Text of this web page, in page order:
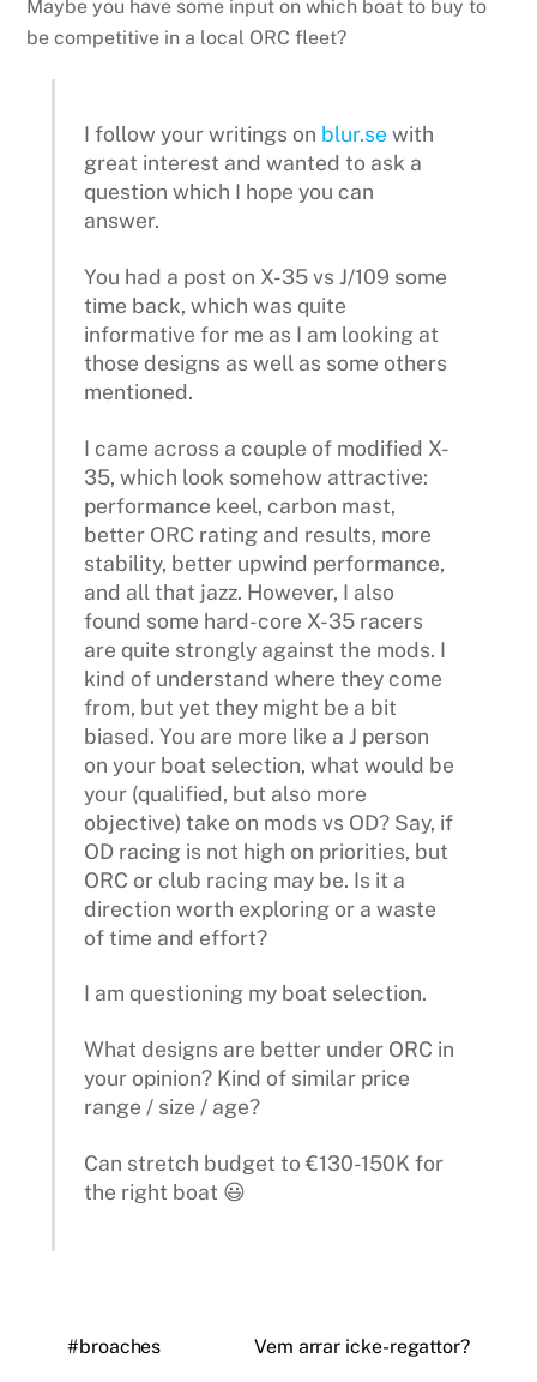
Maybe you have some input on which boat to buy to
be competitive in a local ORC fleet?
I follow your writings on blur.se with
great interest and wanted to ask a
question which I hope you can
answer.
You had a post on X-35 vs J/109 some
time back, which was quite
informative for me as I am looking at
those designs as well as some others
mentioned.
I came across a couple of modified X-
35, which look somehow attractive:
performance keel, carbon mast,
better ORC rating and results, more
stability, better upwind performance,
and all that jazz. However, I also
found some hard-core X-35 racers
are quite strongly against the mods. I
kind of understand where they come
from, but yet they might be a bit
biased. You are more like a J person
on your boat selection, what would be
your (qualified, but also more
objective) take on mods vs OD? Say, if
OD racing is not high on priorities, but
ORC or club racing may be. Is it a
direction worth exploring or a waste
of time and effort?
I am questioning my boat selection.
What designs are better under ORC in
your opinion? Kind of similar price
range / size / age?
Can stretch budget to €130-150K for
the right boat 😃
#broaches Vem arrar icke-regattor?